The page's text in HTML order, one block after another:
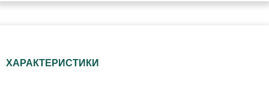
ХАРАКТЕРИСТИКИ